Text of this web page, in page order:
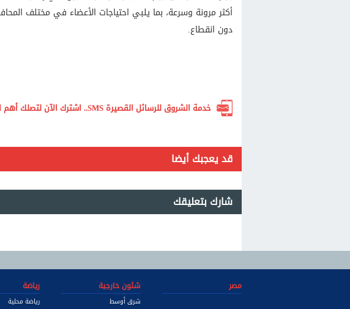
أكثر مرونة وسرعة، بما يلبي احتياجات الأعضاء في مختلف
دون انقطاع.
خدمة الشروق للرسائل القصيرة SMS.. اشترك الآن لتصلك أهم الأخبار لحظة بلحظة
قد يعجبك أيضا
شارك بتعليقك
مصر شئون خارجية
شرق أوسط
رياضة
رياضة محلية